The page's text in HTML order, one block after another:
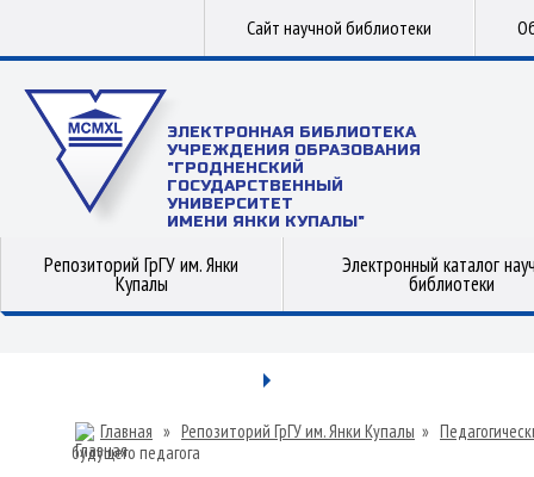
Сайт научной библиотеки
ЭЛЕКТРОННАЯ БИБЛИОТЕКА
УЧРЕЖДЕНИЯ ОБРАЗОВАНИЯ
"ГРОДНЕНСКИЙ
ГОСУДАРСТВЕННЫЙ
УНИВЕРСИТЕТ
ИМЕНИ ЯНКИ КУПАЛЫ"
Репозиторий ГрГУ им. Янки
Купалы
Электронный каталог
библиотеки
Главная » Репозиторий ГрГУ им. Янки Купалы »
будущего педагога